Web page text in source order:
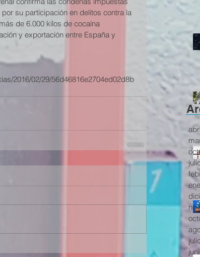
su participación en delitos contra la
de 6.000 kilos de cocaína
y exportación entre España y
2016/02/29/56d46816e2704ed02d8b